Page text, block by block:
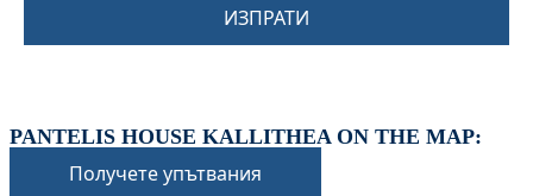
ИЗПРАТИ
PANTELIS HOUSE KALLITHEA ON THE MAP:
Получете упътвания